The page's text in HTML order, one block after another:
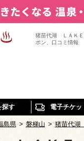
猪苗代湖 ＬＡＫ
ポン、口コミ情報
探す 電子チケ
島県 > 磐梯山 > 猪苗代